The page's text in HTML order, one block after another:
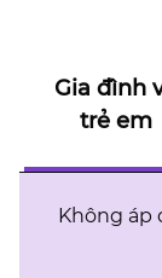
Gia đình
trẻ em
Không áp